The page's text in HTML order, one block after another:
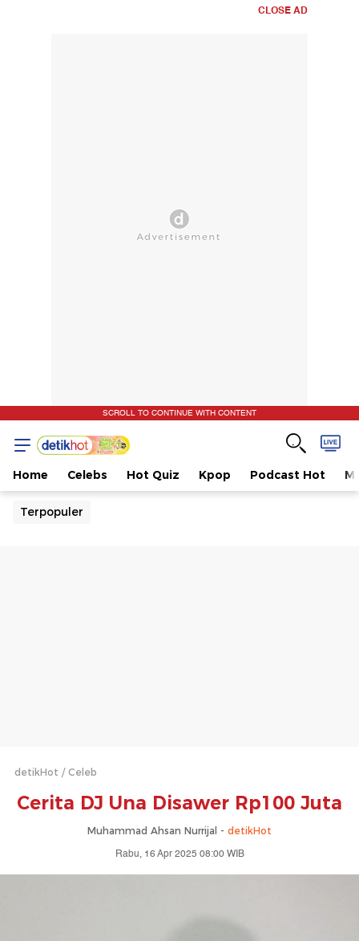
CLOSE AD
SCROLL TO CONTINUE WITH CONTENT
Home Celebs Hot Quiz Kpop Podcast Hot
Terpopuler
detikHot Celeb
Cerita DJ Una Disawer Rp100 Juta
Muhammad Ahsan Nurrijal - detikHot
Rabu, 16 Apr 2025 08:00 WIB